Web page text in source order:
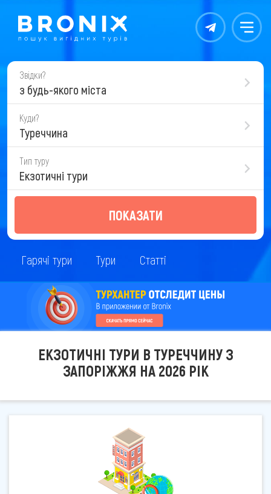
Контакты Меню
Звідки?
з будь-якого міста
Куди?
Туреччина
Тип туру
Екзотичні тури
ПОКАЗАТИ
Гарячі тури Тури Статті
ЕКЗОТИЧНІ ТУРИ В ТУРЕЧЧИНУ З
ЗАПОРІЖЖЯ НА 2026 РІК